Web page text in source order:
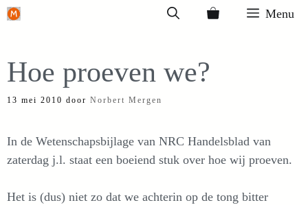
Ga
inhoud
Menu
Hoe proeven we?
13 mei 2010 door Norbert Mergen
In de Wetenschapsbijlage van NRC Handelsblad van
zaterdag j.l. staat een boeiend stuk over hoe wij proeven.
Het is (dus) niet zo dat we achterin op de tong bitter